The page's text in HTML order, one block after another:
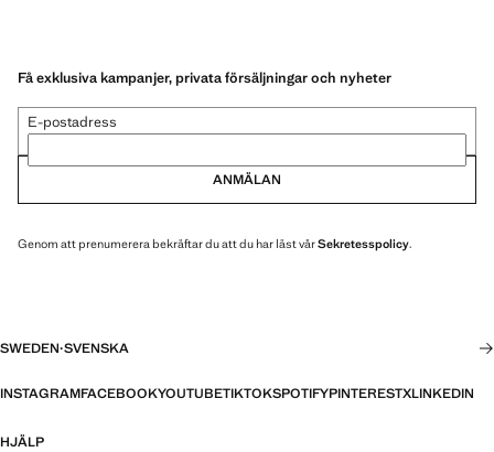
Få exklusiva kampanjer, privata försäljningar och nyheter
E-postadress
ANMÄLAN
Genom att prenumerera bekräftar du att du har läst vårSekretesspolicy.
SWEDEN·SVENSKA
INSTAGRAMFACEBOOKYOUTUBETIKTOKSPOTIFYPINTERESTXLINKEDIN
HJÄLP